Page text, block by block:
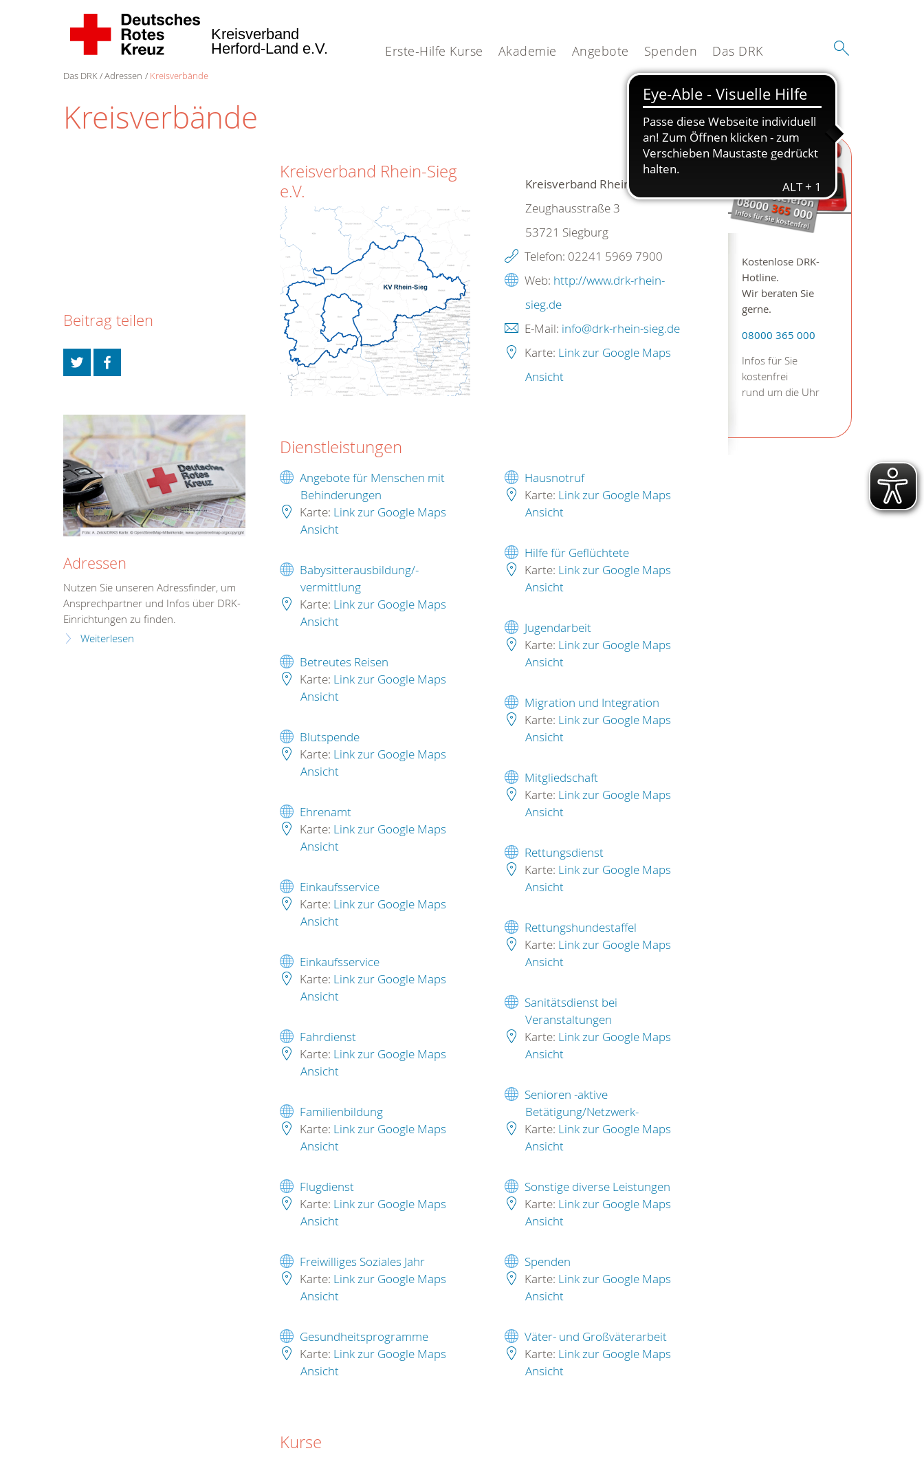
Erste-Hilfe Kurse Akademie Angebote Spenden Das DRK
Kreisverband
Herford-Land e.V.
Das DRK Adressen Kreisverbände
Kreisverbände
Kostenlose DRK-
Hotline.
Wir beraten Sie
gerne.
08000 365 000
Infos für Sie
kostenfrei
rund um die Uhr
Kreisverband Rhein-Sieg
e.V.
Kreisverband Rhein-Sieg e.V.
Zeughausstraße 3
53721 Siegburg
Telefon: 02241 5969 7900
Web: http://www.drk-rhein-
sieg.de
E-Mail: info@drk-rhein-sieg.de
Karte: Link zur Google Maps
Ansicht
Dienstleistungen
Angebote für Menschen mit
Behinderungen
Karte: Link zur Google Maps
Ansicht
Babysitterausbildung/-
vermittlung
Karte: Link zur Google Maps
Ansicht
Betreutes Reisen
Karte: Link zur Google Maps
Ansicht
Blutspende
Karte: Link zur Google Maps
Ansicht
Ehrenamt
Karte: Link zur Google Maps
Ansicht
Einkaufsservice
Karte: Link zur Google Maps
Ansicht
Einkaufsservice
Karte: Link zur Google Maps
Ansicht
Fahrdienst
Karte: Link zur Google Maps
Ansicht
Familienbildung
Karte: Link zur Google Maps
Ansicht
Flugdienst
Karte: Link zur Google Maps
Ansicht
Freiwilliges Soziales Jahr
Karte: Link zur Google Maps
Ansicht
Gesundheitsprogramme
Karte: Link zur Google Maps
Ansicht
Hausnotruf
Karte: Link zur Google Maps
Ansicht
Hilfe für Geflüchtete
Karte: Link zur Google Maps
Ansicht
Jugendarbeit
Karte: Link zur Google Maps
Ansicht
Migration und Integration
Karte: Link zur Google Maps
Ansicht
Mitgliedschaft
Karte: Link zur Google Maps
Ansicht
Rettungsdienst
Karte: Link zur Google Maps
Ansicht
Rettungshundestaffel
Karte: Link zur Google Maps
Ansicht
Sanitätsdienst bei
Veranstaltungen
Karte: Link zur Google Maps
Ansicht
Senioren -aktive
Betätigung/Netzwerk-
Karte: Link zur Google Maps
Ansicht
Sonstige diverse Leistungen
Karte: Link zur Google Maps
Ansicht
Spenden
Karte: Link zur Google Maps
Ansicht
Väter- und Großväterarbeit
Karte: Link zur Google Maps
Ansicht
Kurse
Beitrag teilen
Adressen
Nutzen Sie unseren Adressfinder, um
Ansprechpartner und Infos über DRK-
Einrichtungen zu finden.
Weiterlesen